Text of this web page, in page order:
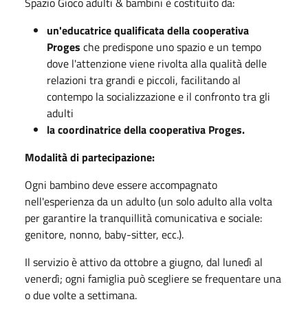
un'educatrice qualificata della cooperativa
Proges che predispone uno spazio e un tempo
dove l'attenzione viene rivolta alla qualità delle
relazioni tra grandi e piccoli, facilitando al
contempo la socializzazione e il confronto tra gli
adulti
la coordinatrice della cooperativa Proges.
Modalità di partecipazione:
Ogni bambino deve essere accompagnato
nell'esperienza da un adulto (un solo adulto alla volta
per garantire la tranquillità comunicativa e sociale:
genitore, nonno, baby-sitter, ecc.).
Il servizio è attivo da ottobre a giugno, dal lunedì al
venerdì; ogni famiglia può scegliere se frequentare una
o due volte a settimana.